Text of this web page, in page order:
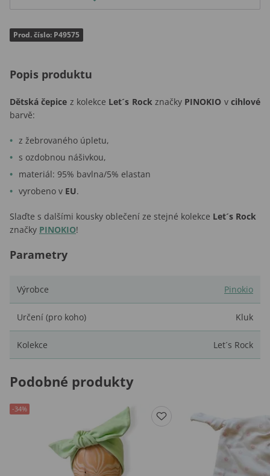
Prod. číslo: P49575
Popis produktu
Dětská čepice z kolekce Let´s Rockznačky PINOKIO vcihlové
barvě:
z žebrovaného úpletu,
s ozdobnou nášivkou,
materiál: 95% bavlna/5% elastan
vyrobeno v EU.
Slaďte s dalšími kousky oblečení ze stejné kolekce Let´s Rock
značky PINOKIO!
Parametry
Výrobce Pinokio
Určení (pro koho) Kluk
Kolekce Let´s Rock
Podobné produkty
-34%